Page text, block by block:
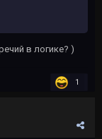
в логике? )
1